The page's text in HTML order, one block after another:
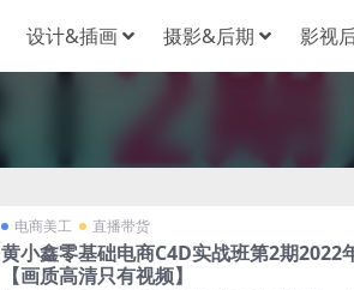
设计&插画 摄影&后期 影视
电商美工 直播带货
黄小鑫零基础电商C4D实战班第2期2022
【画质高清只有视频】